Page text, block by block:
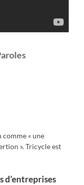
« une
». Tricycle est
d’entreprises